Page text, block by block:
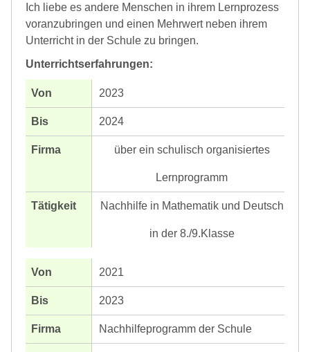
Ich liebe es andere Menschen in ihrem Lernprozess
voranzubringen und einen Mehrwert neben ihrem
Unterricht in der Schule zu bringen.
Unterrichtserfahrungen:
2023
2024
über ein schulisch organisiertes
Lernprogramm
Nachhilfe in Mathematik und Deutsch
in der 8./9.Klasse
2021
2023
Nachhilfeprogramm der Schule